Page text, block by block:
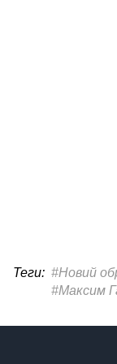
Теги: #Новий
#Максим